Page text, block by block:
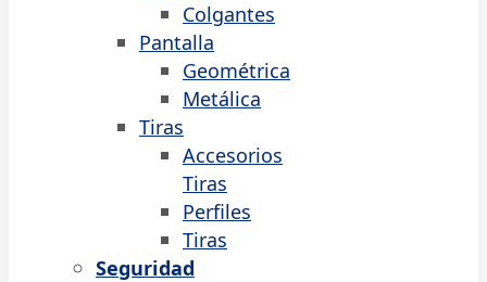
Colgantes
Pantalla
Geométrica
Metálica
Tiras
Accesorios
Tiras
Perfiles
Tiras
Seguridad